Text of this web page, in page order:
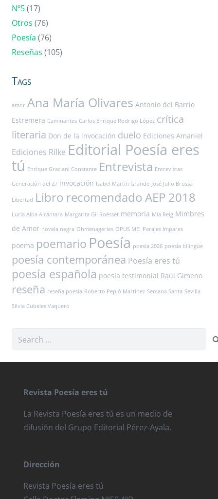
Nº5(17)
Otros (76)
Poesía (76)
Reseñas (105)
Tags
amor Ana María Olivares Antonio del Barrio
Estremera Caminantes Carlos Enrique Rodrigo López crítica
literaria Don de la invocación duelo Ediciones Amaniel
Ediciones Rilke Editorial Poesía eres
tú Enrique Graciani Constante Entrevista Entrevistas
Generación del 27 invocación Isabel Martín Grande José Julio Brossa
Libertad Libro recomendado AEP 2018
Lucía Alba Alcántara Margarita Gil Roësset memoria Mia Reig Mimbres
de Amor novela negra Ohmenageries OPUS MEI Parajes Impares
poema poemario Poesía poesía 2026 poesía bilingüe
poesía contemporánea Poesía eres tú
poesía española poesía testimonial Raúl Gimeno
reseña reseña poesía Roberto Pepió Martínez Semana Santa Sevilla
Silvia Cubeles Vaquero
Search
Revista Poesía eres tú
La Revista Poesía eres tú es un medio de
difusión del Grupo Editorial Pérez-Ayala.
Dirección
Revista Poesía eres tú